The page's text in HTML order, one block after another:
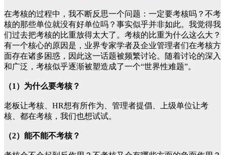
在考核的过程中，我不断反思一个问题：一定要考核吗？不考
核的那些单位就没有好单位吗？事实似乎并非如此。我觉得我
们过去把考核的比重放得太大了。考核的比重为什么这么大？
有一个核心的原因是，业界专家学者及企业管理者们在考核方
面存在诸多困惑，因此这一话题被频繁讨论。随着讨论的深入
和广泛，考核似乎逐渐被塑造成了一个“世界性难题”。
（1）为什么要考核？
老板让考核、HR想有所作为、管理者提倡、上级单位让考
核、都在考核，我们也想试试。
（2）能不能不考核？